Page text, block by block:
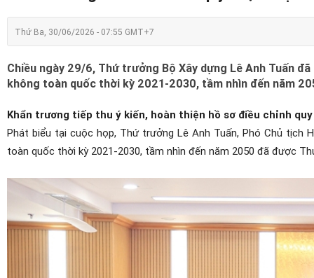
Thứ Ba, 30/06/2026 - 07:55 GMT+7
Chiều ngày 29/6, Thứ trưởng Bộ Xây dựng Lê Anh Tuấn
không toàn quốc thời kỳ 2021-2030, tầm nhìn đến năm
Khẩn trương tiếp thu ý kiến, hoàn thiện hồ sơ điều chỉnh
Phát biểu tại cuộc họp, Thứ trưởng Lê Anh Tuấn, Phó Chủ tịch
toàn quốc thời kỳ 2021-2030, tầm nhìn đến năm 2050 đã được